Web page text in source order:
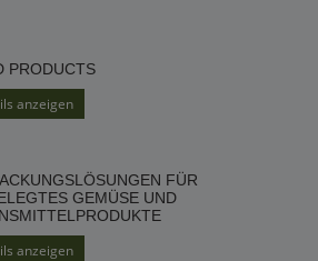
PRODUCTS
anzeigen
FÜR
GEMÜSE UND
anzeigen